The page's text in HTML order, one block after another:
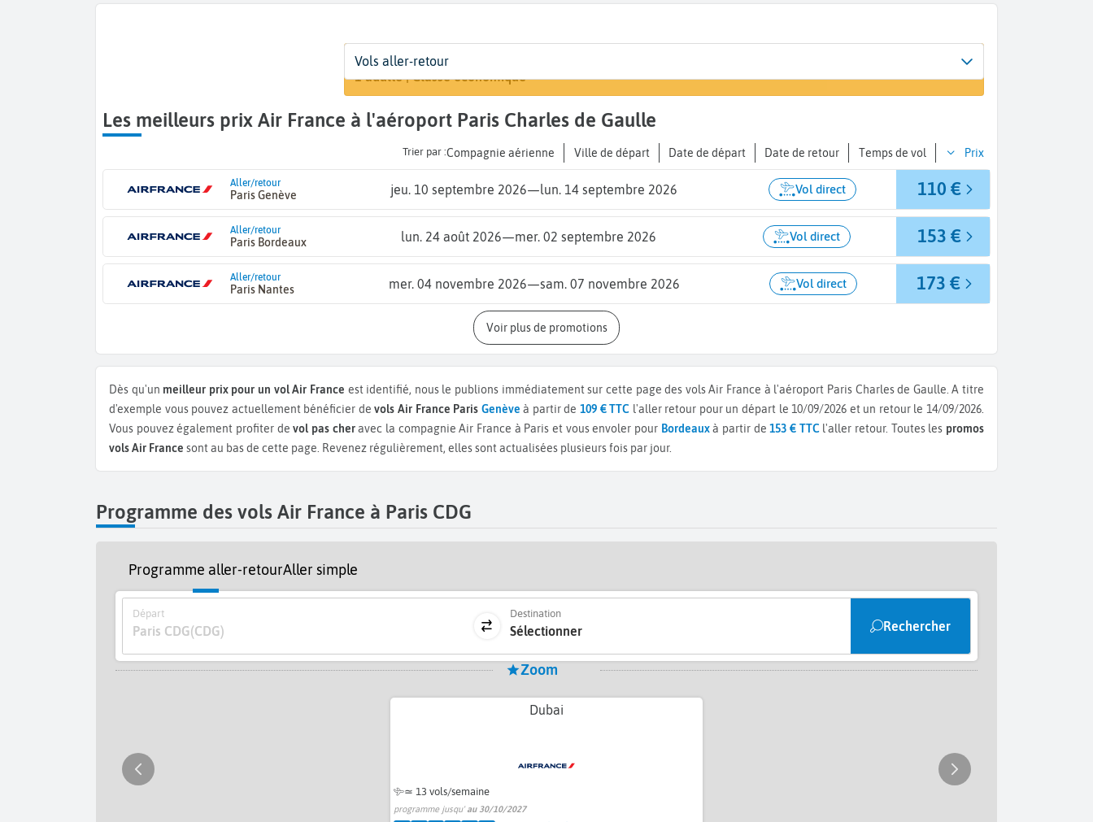
Départ
Paris Charles de Gaulle (CDG) A...
Dates
Dates de votre voyage
Voyageurs | Classe
1 adulte | Classe économique
Vols aller-retour
Les meilleurs prix Air France à l'aéroport Paris Charles de Gaulle
Trier par : Compagnie aérienne Ville de départ Date de départ Date de retour Temps de vol Prix
Aller/retour
Paris Genève jeu. 10 septembre 2026—lun. 14 septembre 2026 Vol direct 110 €
Aller/retour
Paris Bordeaux lun. 24 août 2026—mer. 02 septembre 2026 Vol direct 153 €
Aller/retour
Paris Nantes mer. 04 novembre 2026—sam. 07 novembre 2026 Vol direct 173 €
Voir plus de promotions
Dès qu'un meilleur prix pour un vol Air France est identifié, nous le publions immédiatement sur cette page des vols Air France à l'aéroport Paris Charles de Gaulle.A titre
d'exemple vous pouvez actuellement bénéficier devols Air France Paris Genève à partir de109 € TTC l'aller retour pour un départ le 10/09/2026 et un retour le 14/09/2026.
Vous pouvez également profiter devol pas cheravec la compagnie Air France à Paris et vous envoler pour Bordeauxà partir de153 € TTCl'aller retour. Toutes les promos
vols Air France sont au bas de cette page. Revenez régulièrement, elles sont actualisées plusieurs fois par jour.
Programme des vols Air France à Paris CDG
Programme aller-retourAller simple
Départ
Paris CDG(CDG)
Destination
Sélectionner Rechercher
Zoom
Dubai
≃ 13 vols/semaine
programme jusqu'au 30/10/2027